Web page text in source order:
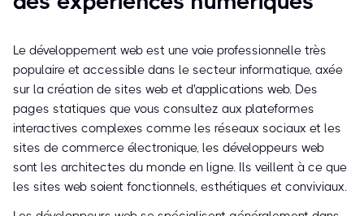
Le développement web est une voie professionnelle très
populaire et accessible dans le secteur informatique, axée
sur la création de sites web et d'applications web. Des
pages statiques que vous consultez aux plateformes
interactives complexes comme les réseaux sociaux et les
sites de commerce électronique, les développeurs web
sont les architectes du monde en ligne. Ils veillent à ce que
les sites web soient fonctionnels, esthétiques et conviviaux.